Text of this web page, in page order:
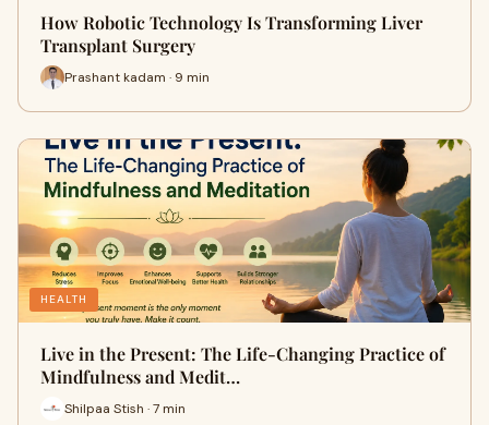
How Robotic Technology Is Transforming Liver
Transplant Surgery
Prashant kadam · 9 min
HEALTH
Live in the Present: The Life-Changing Practice of
Mindfulness and Medit…
Shilpaa Stish · 7 min